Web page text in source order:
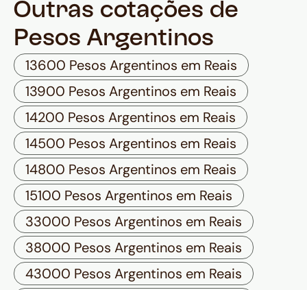
Outras cotações de
Pesos Argentinos
13600 Pesos Argentinos em Reais
13900 Pesos Argentinos em Reais
14200 Pesos Argentinos em Reais
14500 Pesos Argentinos em Reais
14800 Pesos Argentinos em Reais
15100 Pesos Argentinos em Reais
33000 Pesos Argentinos em Reais
38000 Pesos Argentinos em Reais
43000 Pesos Argentinos em Reais